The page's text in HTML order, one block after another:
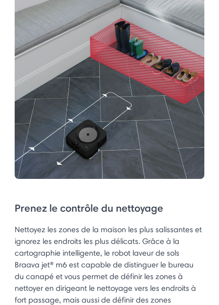
Prenez le contrôle du nettoyage
Nettoyez les zones de la maison les plus salissantes et
ignorez les endroits les plus délicats. Grâce à la
cartographie intelligente, le robot laveur de sols
Braava jet® m6 est capable de distinguer le bureau
du canapé et vous permet de définir les zones à
nettoyer en dirigeant le nettoyage vers les endroits à
fort passage, mais aussi de définir des zones